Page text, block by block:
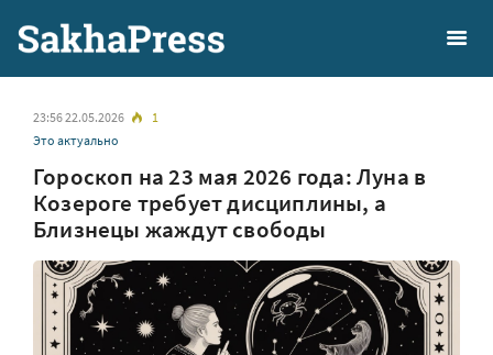
23:56 22.05.2026
1
Это актуально
Гороскоп на 23 мая 2026 года: Луна в
Козероге требует дисциплины, а
Близнецы жаждут свободы